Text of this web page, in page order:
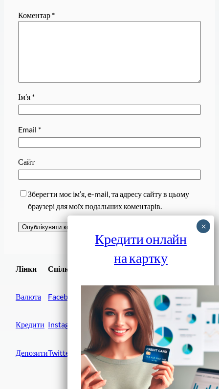
Коментар *
Ім’я *
Email *
Сайт
Зберегти моє ім’я, e-mail, та адресу сайту в цьому
браузері для моїх подальших коментарів.
Лінки
Валюта
Кредити
Депозити
Спілки
Facebook
Instagram
Twitter
Завантажити
Фінанси IN UA
Кредити онлайн
на картку